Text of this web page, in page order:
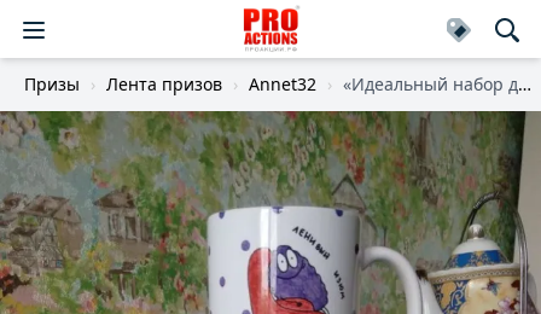
Призы Лента призов Annet32 «Идеальный набор для семейного вечера»